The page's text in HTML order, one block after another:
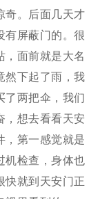
奇。后面几天才
有屏蔽门的。很
，面前就是大名
然下起了雨，我
了两把伞，我们
，想去看看天安
，第一感觉就是
机检查，身体也
快就到天安门正